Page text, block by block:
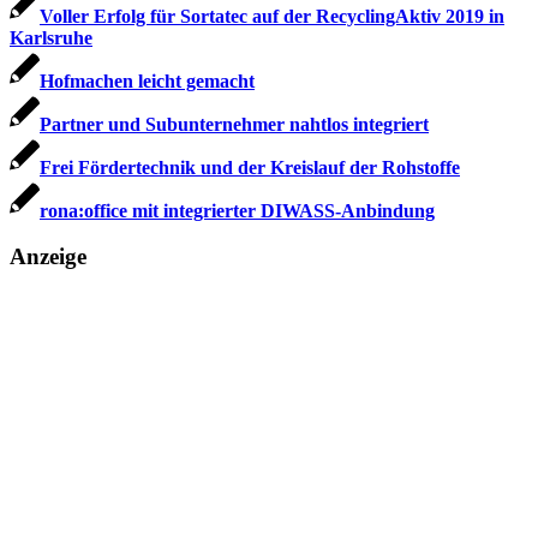
Voller Erfolg für Sortatec auf der RecyclingAktiv 2019 in
Karlsruhe
Hofmachen leicht gemacht
Partner und Subunternehmer nahtlos integriert
Frei Fördertechnik und der Kreislauf der Rohstoffe
rona:office mit integrierter DIWASS-Anbindung
Anzeige